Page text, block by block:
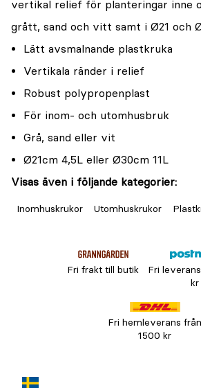
vertikal relief för planteringar inne
grått, sand och vitt samt i Ø21 och
Lätt avsmalnande plastkruka
Vertikala ränder i relief
Robust polypropenplast
För inom- och utomhusbruk
Grå, sand eller vit
Ø21cm 4,5L eller Ø30cm 11L
Visas även i följande kategorier:
Inomhuskrukor Utomhuskrukor
Fri frakt till butik
Fri
kr
Fri hemleverans från
1500 kr